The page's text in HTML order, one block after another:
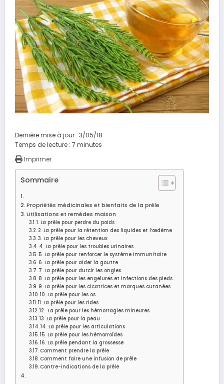
Dernière mise à jour : 3/05/18
Temps de lecture : 7 minutes
Imprimer
Sommaire
Propriétés médicinales et bienfaits de la prêle
Utilisations et remèdes maison
1. La prêle pour perdre du poids
2. La prêle pour la rétention des liquides et l’œdème
3. La prêle pour les cheveux
4. La prêle pour les troubles urinaires
5. La prêle pour renforcer le système immunitaire
6. La prêle pour aider la goutte
7. La prêle pour durcir les ongles
8. La prêle pour les engelures et infections des pieds
9. La prêle pour les cicatrices et marques cutanées
10. La prêle pour les os
11. La prêle pour les rides
12. La prêle pour les hémorragies mineures
13. La prêle pour la peau
14. La prêle pour les articulations
15. La prêle pour les hémorroïdes
16. La prêle pendant la grossesse
Comment prendre la prêle
Comment faire une infusion de prêle
Contre-indications de la prêle